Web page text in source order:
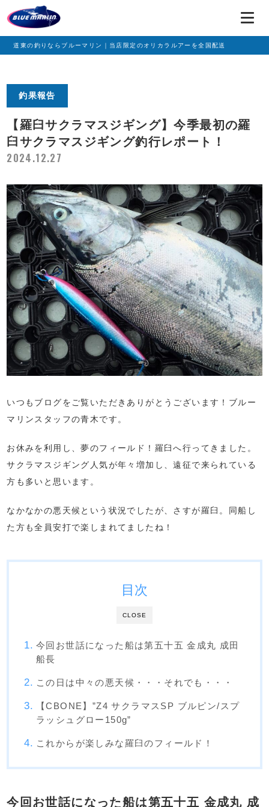
道東の釣りならブルーマリン｜当店限定のオリカラルアーを全国配送
釣果報告
【羅臼サクラマスジギング】今季最初の羅
臼サクラマスジギング釣行レポート！
2024.12.27
いつもブログをご覧いただきありがとうございます！ブルー
マリンスタッフの青木です。
お休みを利用し、夢のフィールド！羅臼へ行ってきました。
サクラマスジギング人気が年々増加し、遠征で来られている
方も多いと思います。
なかなかの悪天候という状況でしたが、さすが羅臼。同船し
た方も全員安打で楽しまれてましたね！
CLOSE
目次
今回お世話になった船は第五十五 金成丸 成田
船長
この日は中々の悪天候・・・それでも・・・
【CBONE】”Z4 サクラマスSP ブルピン/スプ
ラッシュグロー150g”
これからが楽しみな羅臼のフィールド！
今回お世話になった船は第五十五 金成丸 成